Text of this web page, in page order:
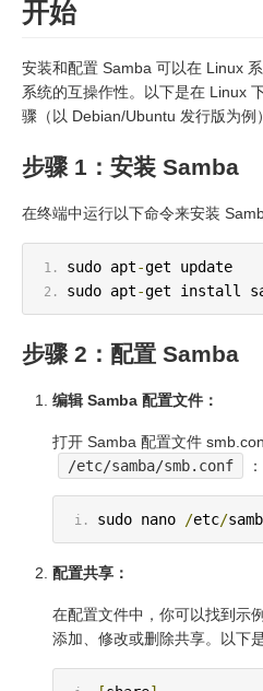
开始
安装和配置 Samba 可以在 Linux
系统的互操作性。以下是在 Linux
骤（以 Debian/Ubuntu 发行版为例
步骤 1：安装 Samba
在终端中运行以下命令来安装
sudo apt-get update
sudo apt-get install
步骤 2：配置 Samba
编辑 Samba 配置文件：
打开 Samba 配置文件
/etc/samba/smb.conf
：
sudo nano /etc/
配置共享：
在配置文件中，你可以找到示
添加、修改或删除共享。以下